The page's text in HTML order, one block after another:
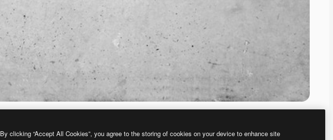
By clicking “Accept All Cookies”, you agree to the storing of cookies on your device to enhance site